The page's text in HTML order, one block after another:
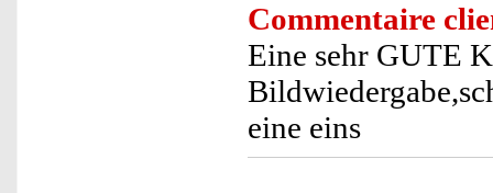
Commentaire
Eine sehr GUTE
eine eins